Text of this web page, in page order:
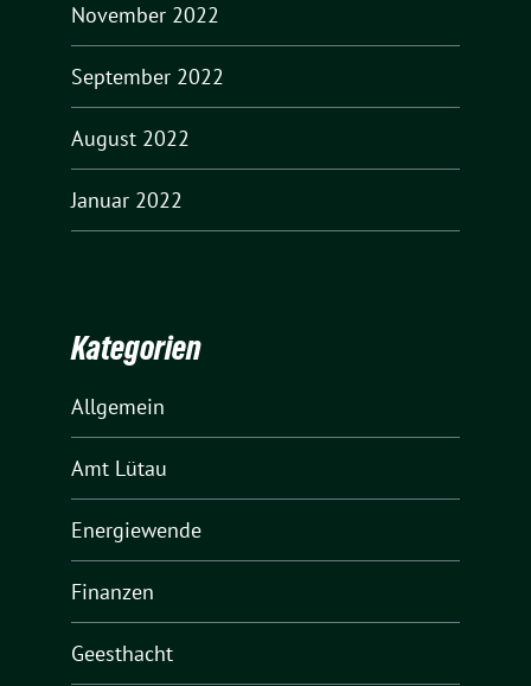
November 2022
September 2022
August 2022
Januar 2022
Kategorien
Allgemein
Amt Lütau
Energiewende
Finanzen
Geesthacht